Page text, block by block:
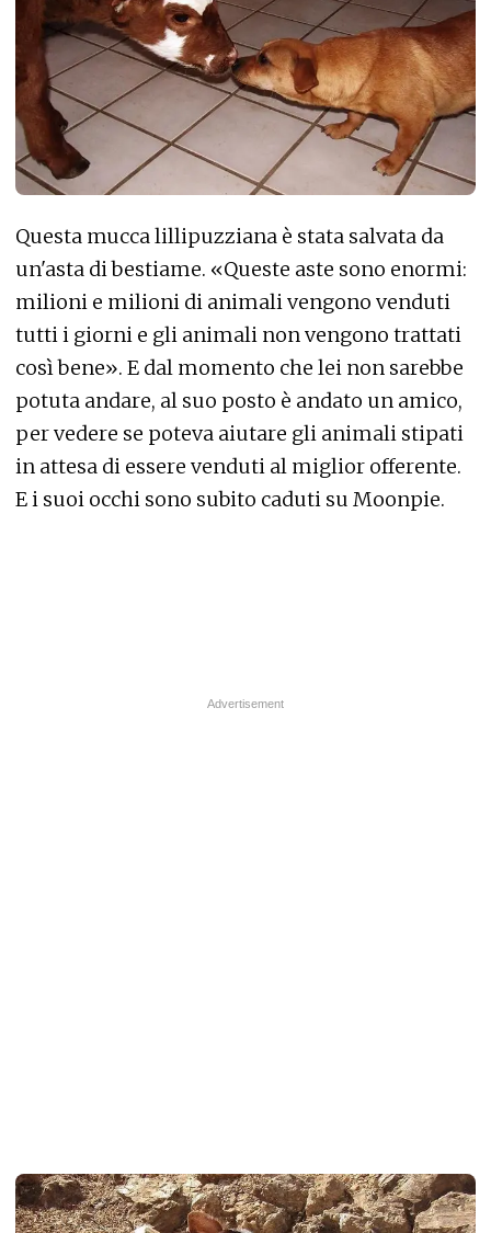
Questa mucca lillipuzziana è stata salvata da
un'asta di bestiame. «Queste aste sono enormi:
milioni e milioni di animali vengono venduti
tutti i giorni e gli animali non vengono trattati
così bene». E dal momento che lei non sarebbe
potuta andare, al suo posto è andato un amico,
per vedere se poteva aiutare gli animali stipati
in attesa di essere venduti al miglior offerente.
E i suoi occhi sono subito caduti su Moonpie.